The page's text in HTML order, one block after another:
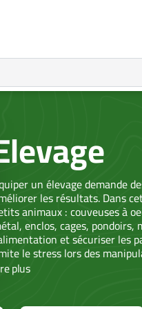
un élevage demande
les résultats. Dans
animaux : couveuses à
enclos, cages,
et sécuriser les
le stress lors des
d’une clôture électrique,
plus